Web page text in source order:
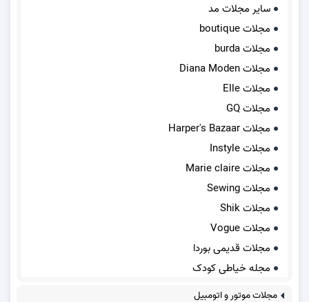
سایر مجلات مد
مجلات boutique
مجلات burda
مجلات Diana Moden
مجلات Elle
مجلات GQ
مجلات Harper's Bazaar
مجلات Instyle
مجلات Marie claire
مجلات Sewing
مجلات Shik
مجلات Vogue
مجلات قدیمی بوردا
مجله خیاطی کودک
مجلات موتور و اتومبیل